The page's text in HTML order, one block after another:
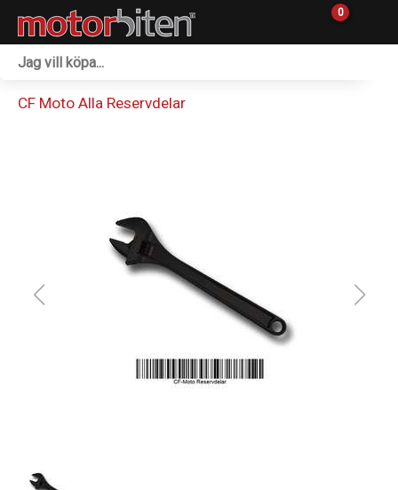
0
Reservdelar
Sprängskisser
CF Moto Alla Reservdelar